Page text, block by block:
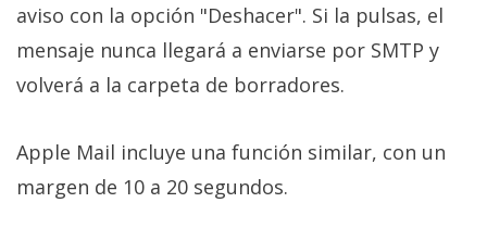
aviso con la opción "Deshacer". Si la pulsas, el
mensaje nunca llegará a enviarse por SMTP y
volverá a la carpeta de borradores.
Apple Mail incluye una función similar, con un
margen de 10 a 20 segundos.